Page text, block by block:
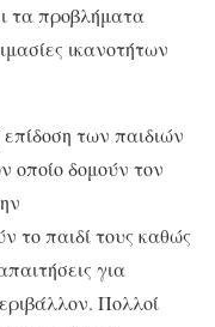
τα προβλήματα
ικανοτήτων
των παιδιών
οποίο δομούν τον
το παιδί τους καθώς
για
Πολλοί